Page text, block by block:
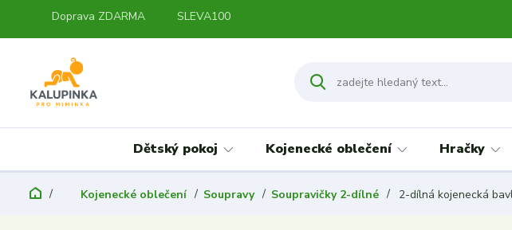
Doprava ZDARMA SLEVA100
Dětský pokoj Kojenecké oblečení Hračky
Kojenecké oblečení Soupravy Soupravičky 2-dílné 2-dílná kojenecká